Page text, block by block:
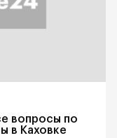
вопросы по
в Каховке